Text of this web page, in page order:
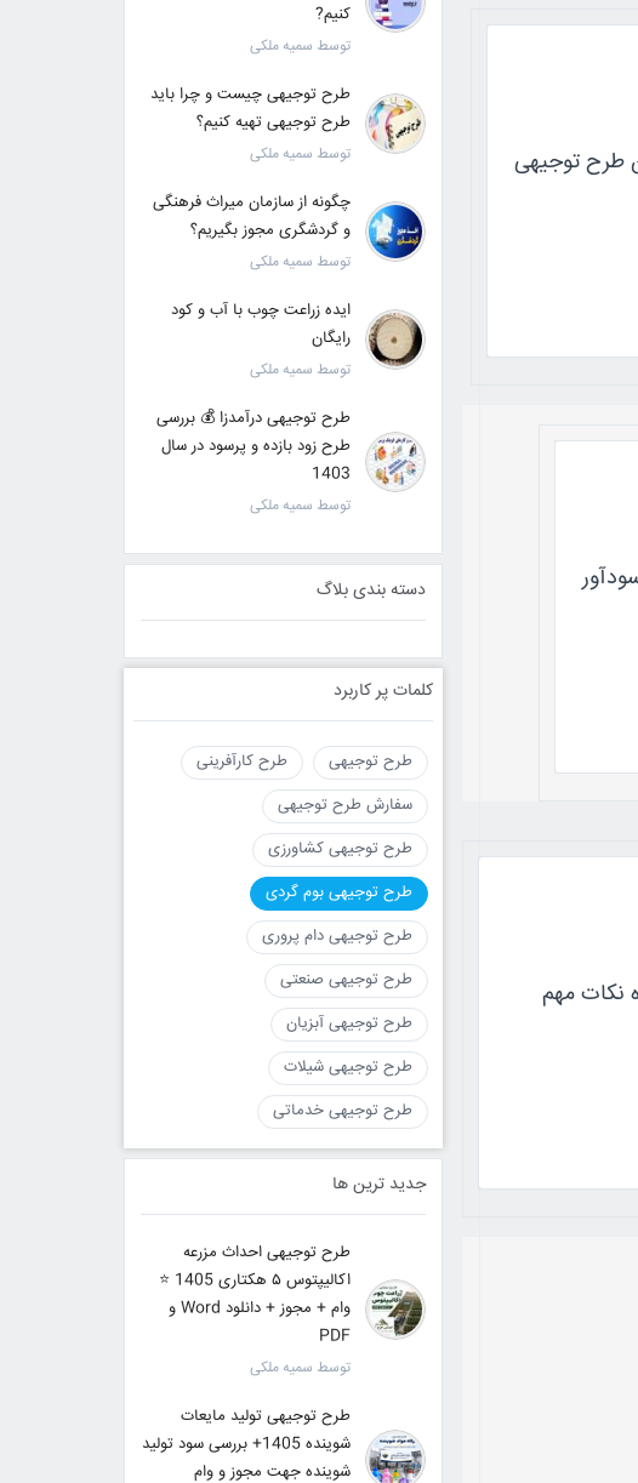
طرح توجیهی
نکات مهم
کنیم?
توسط سمیه ملکی
طرح توجیهی چیست و چرا باید
طرح توجیهی تهیه کنیم؟
توسط سمیه ملکی
چگونه از سازمان میراث فرهنگی
و گردشگری مجوز بگیریم؟
توسط سمیه ملکی
ایده زراعت چوب با آب و کود
رایگان
توسط سمیه ملکی
طرح توجیهی درآمدزا 💰 بررسی
طرح زود بازده و پرسود در سال
1403
توسط سمیه ملکی
دسته بندی بلاگ
کلمات پر کاربرد
طرح توجیهی
طرح کارآفرینی
سفارش طرح توجیهی
طرح توجیهی کشاورزی
طرح توجیهی بوم گردی
طرح توجیهی دام پروری
طرح توجیهی صنعتی
طرح توجیهی آبزیان
طرح توجیهی شیلات
طرح توجیهی خدماتی
جدید ترین ها
طرح توجیهی احداث مزرعه
اکالیپتوس ۵ هکتاری 1405 ⭐️
وام + مجوز + دانلود Word و
PDF
توسط سمیه ملکی
طرح توجیهی تولید مایعات
شوینده 1405+ بررسی سود تولید
شوینده جهت مجوز و وام